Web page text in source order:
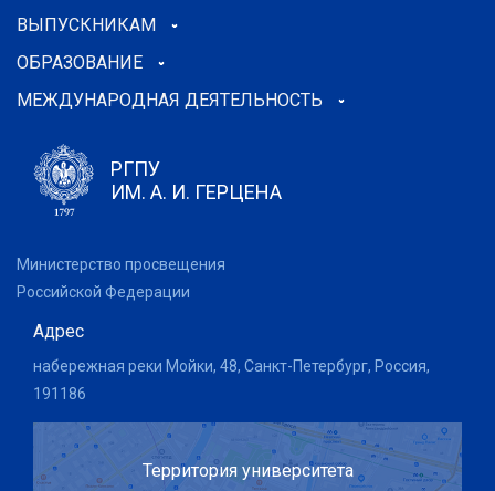
ВЫПУСКНИКАМ
ОБРАЗОВАНИЕ
МЕЖДУНАРОДНАЯ ДЕЯТЕЛЬНОСТЬ
РГПУ
ИМ. А. И. ГЕРЦЕНА
Министерство просвещения
Российской Федерации
Адрес
набережная реки Мойки, 48, Санкт-Петербург, Россия,
191186
Территория университета